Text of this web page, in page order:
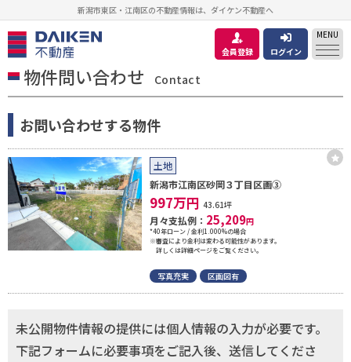
新潟市東区・江南区の不動産情報は、ダイケン不動産へ
会員登録 ログイン
MENU
物件問い合わせ Contact
お問い合わせする物件
土地
新潟市江南区砂岡３丁目区画③
997万円 43.61坪
月々支払例： 25,209円
*40年ローン / 金利1.000%の場合
※審査により金利は変わる可能性があります。
詳しくは詳細ページをご覧ください。
写真充実 区画図有
未公開物件情報の提供には個人情報の入力が必要です。
下記フォームに必要事項をご記入後、送信してくださ